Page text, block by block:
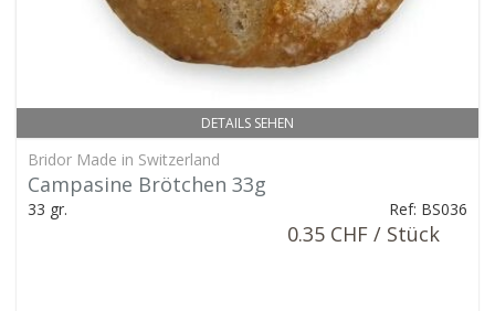
DETAILS SEHEN
Bridor Made in Switzerland
Campasine Brötchen 33g
33 gr. Ref: BS036
0.35 CHF / Stück